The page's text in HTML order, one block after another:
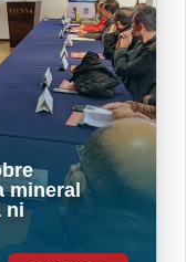
mineral
ni